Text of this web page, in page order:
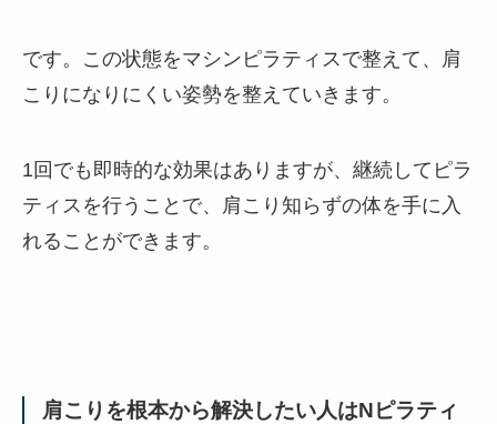
です。この状態をマシンピラティスで整えて、肩
こりになりにくい姿勢を整えていきます。
1回でも即時的な効果はありますが、継続してピラ
ティスを行うことで、肩こり知らずの体を手に入
れることができます。
肩こりを根本から解決したい人はNピラティ